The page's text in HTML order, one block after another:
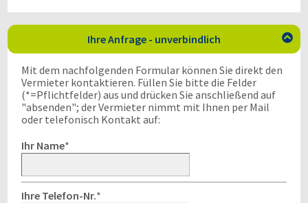
Ihre Anfrage - unverbindlich 
Mit dem nachfolgenden Formular können Sie direkt den
Vermieter kontaktieren. Füllen Sie bitte die Felder
(*=Pflichtfelder) aus und drücken Sie anschließend auf
"absenden"; der Vermieter nimmt mit Ihnen per Mail
oder telefonisch Kontakt auf:
Ihr Name*
Ihre Telefon-Nr.*